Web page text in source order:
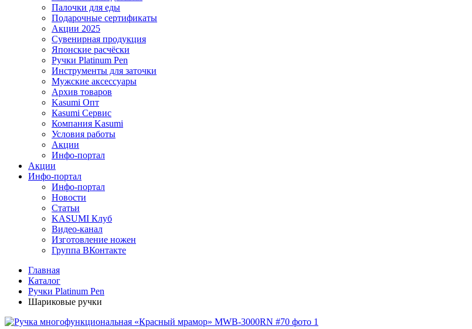
Палочки для еды
Подарочные сертификаты
Акции 2025
Сувенирная продукция
Японские расчёски
Ручки Platinum Pen
Инструменты для заточки
Мужские аксессуары
Архив товаров
Kasumi Опт
Кasumi Сервис
Компания Kasumi
Условия работы
Акции
Инфо-портал
Акции
Инфо-портал
Инфо-портал
Новости
Статьи
KASUMI Клуб
Видео-канал
Изготовление ножен
Группа ВКонтакте
Главная
Каталог
Ручки Platinum Pen
Шариковые ручки